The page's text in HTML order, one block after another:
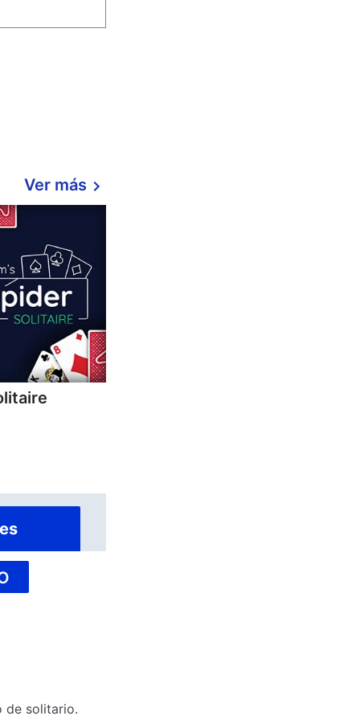
Ver más
de solitario.